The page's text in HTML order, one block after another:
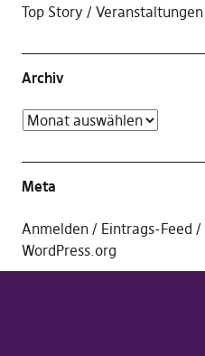
Top Story
Veranstaltungen
Archiv
Meta
Anmelden Eintrags-Feed
WordPress.org